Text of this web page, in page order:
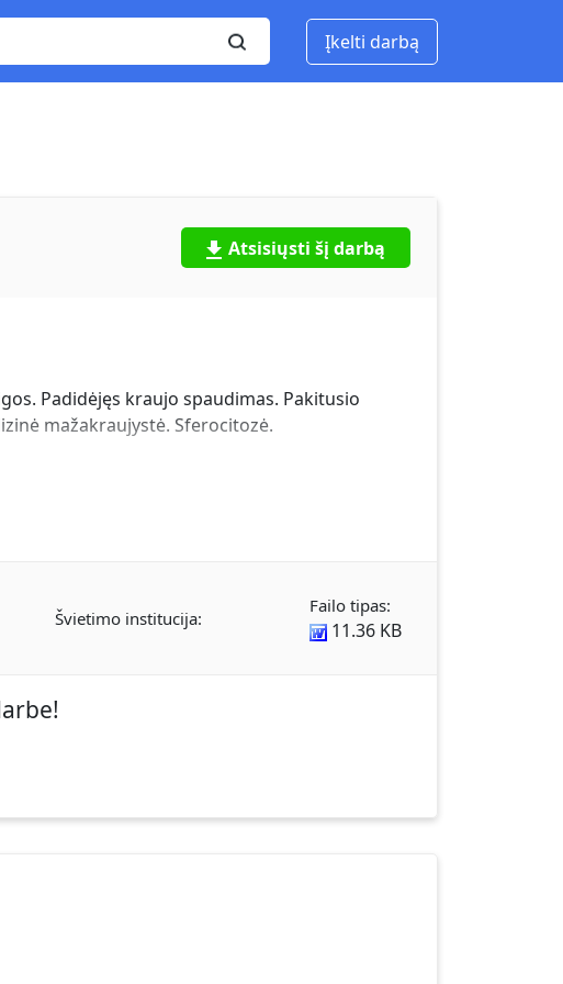
Įkelti darbą
Atsisiųsti šį darbą
Padidėjęs kraujo spaudimas. Pakitusio
mažakraujystė. Sferocitozė.
Švietimo institucija:
Failo tipas:
11.36 KB